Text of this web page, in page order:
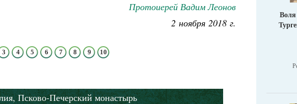
Протоиерей Вадим Леонов
2 ноября 2018 г.
3 4 5 6 7 8 9 10
Псково-Печерский монастырь